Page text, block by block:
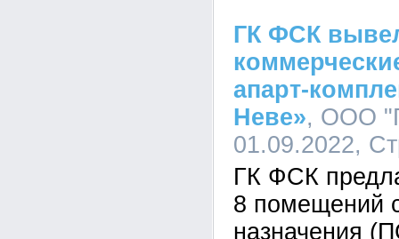
ГК ФСК
апарт-
Неве», ООО
01.09.2022,
ГК ФСК
8 помещений
назначения